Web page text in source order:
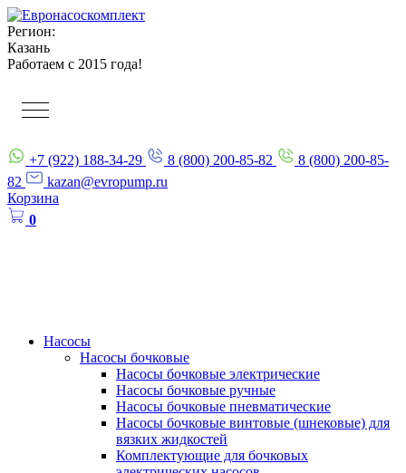
Регион:
Казань
Работаем с 2015 года!
+7 (922) 188-34-29 8 (800) 200-85-82
8 (800) 200-85-
82
kazan@evropump.ru
Корзина
0
Насосы
Насосы бочковые
Насосы бочковые электрические
Насосы бочковые ручные
Насосы бочковые пневматические
Насосы бочковые винтовые (шнековые) для
вязких жидкостей
Комплектующие для бочковых